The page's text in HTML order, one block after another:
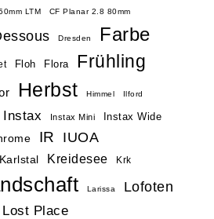
LTM CF Planar 2.8 80mm
Dresden Farbe
Floh Flora Frühling
Herbst Himmel Ilford
Instax Instax Mini
Instax Wide
IR
IUOA
Karlstal Kreidesee Krk
Larissa Lofoten
Lost Place